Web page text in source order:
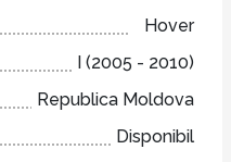
Hover
I (2005 - 2010)
Republica Moldova
Disponibil